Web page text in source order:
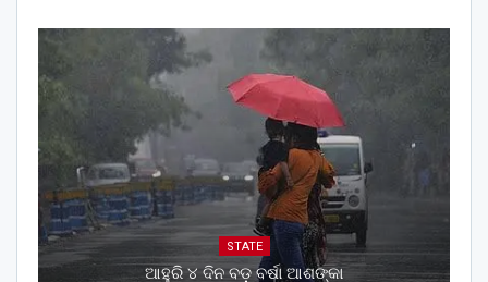
STATE
ଆହୁରି ୪ ଦିନ ବଡ଼ ବର୍ଷା ଆଶଙ୍କା